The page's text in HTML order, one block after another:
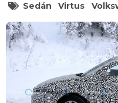
Sedán Virtus